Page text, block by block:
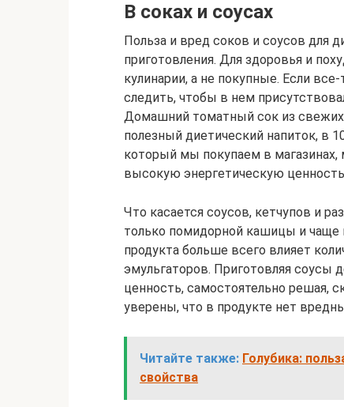
В соках и соусах
Польза и вред соков и соусов для
приготовления. Для здоровья и
кулинарии, а не покупные. Если
следить, чтобы в нем
Домашний томатный сок из свежих
полезный диетический напиток, в
который мы покупаем в
высокую энергетическую
Что касается соусов, кетчупов и
только помидорной кашицы и чаще
продукта больше всего влияет
эмульгаторов. Приготовляя соусы
ценность, самостоятельно решая,
уверены, что в продукте нет
Читайте также: Голубика:
свойства